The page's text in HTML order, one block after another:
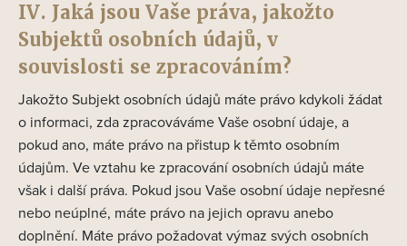
IV. Jaká jsou Vaše práva, jakožto
Subjektů osobních údajů, v
souvislosti se zpracováním?
Jakožto Subjekt osobních údajů máte právo kdykoli žádat
o informaci, zda zpracováváme Vaše osobní údaje, a
pokud ano, máte právo na přistup k těmto osobním
údajům. Ve vztahu ke zpracování osobních údajů máte
však i další práva. Pokud jsou Vaše osobní údaje nepřesné
nebo neúplné, máte právo na jejich opravu anebo
doplnění. Máte právo požadovat výmaz svých osobních